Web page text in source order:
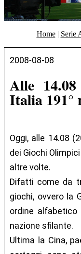
| Home| Serie
2008-08-08
Alle
Italia 191°
Oggi, alle 14.08
dei Giochi
altre volte.
Difatti come da
giochi, ovvero la
ordine
nazione sfilante.
Ultima la Cina,